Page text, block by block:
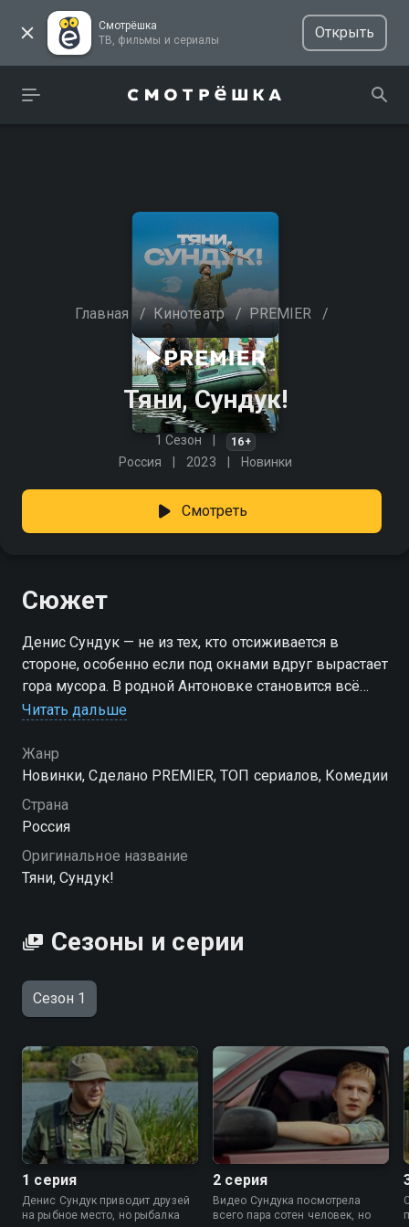
Смотрёшка
ТВ, фильмы и сериалы
Открыть
Главная / Кинотеатр / PREMIER /
Тяни, Сундук!
1 Сезон 16+
Россия 2023 Новинки
Смотреть
Сюжет
Денис Сундук — не из тех, кто отсиживается в
стороне, особенно если под окнами вдруг вырастает
гора мусора. В родной Антоновке становится всё
грязнее, и герой решает действовать: устраивает
беде. Но пока один борется за чистоту, другой — за
свои тёмные делишки: бизнесмен, устроивший
нелегальную свалку, объявляет Сундуку негласную
войну. Прибавьте сюда бюрократию, нарушенные
и получится настоящий деревенский экшен. Однако
в этой комедии борьба за экологию — дело чести, а
смотрите онлайн в хорошем качестве.
Читать дальше
Жанр
Новинки, Сделано PREMIER, ТОП сериалов, Комедии
Страна
Россия
Оригинальное название
Тяни, Сундук!
Сезоны и серии
Сезон 1
1 серия
Денис Сундук приводит друзей
на рыбное место, но рыбалка
2 серия
Видео Сундука посмотрела
всего пара сотен человек, но